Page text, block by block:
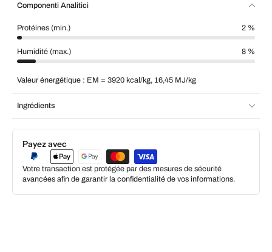
Componenti Analitici
Protéines (min.) 2 %
Humidité (max.) 8 %
Valeur énergétique : EM = 3920 kcal/kg, 16,45 MJ/kg
Ingrédients
Payez avec
Votre transaction est protégée par des mesures de sécurité
avancées afin de garantir la confidentialité de vos informations.